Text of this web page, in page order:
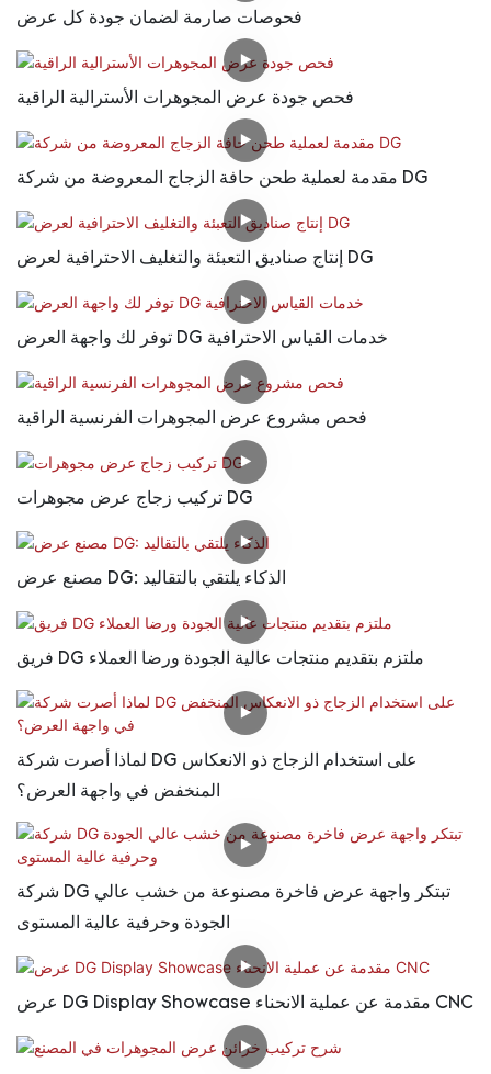
فحوصات صارمة لضمان جودة كل عرض
فحص جودة عرض المجوهرات الأسترالية الراقية
مقدمة لعملية طحن حافة الزجاج المعروضة من شركة DG
إنتاج صناديق التعبئة والتغليف الاحترافية لعرض DG
توفر لك واجهة العرض DG خدمات القياس الاحترافية
فحص مشروع عرض المجوهرات الفرنسية الراقية
تركيب زجاج عرض مجوهرات DG
مصنع عرض DG: الذكاء يلتقي بالتقاليد
فريق DG ملتزم بتقديم منتجات عالية الجودة ورضا العملاء
لماذا أصرت شركة DG على استخدام الزجاج ذو الانعكاس
المنخفض في واجهة العرض؟
شركة DG تبتكر واجهة عرض فاخرة مصنوعة من خشب عالي
الجودة وحرفية عالية المستوى
عرض DG Display Showcase مقدمة عن عملية الانحناء CNC